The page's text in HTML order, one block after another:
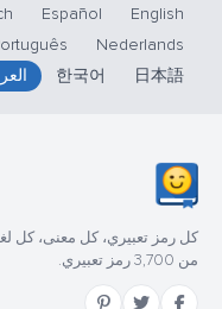
English
Español
Nederlands
日本語
한국어
من 3,700 رمز تعبيري.